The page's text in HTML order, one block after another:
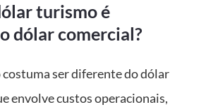
turismo é
dólar comercial?
ser diferente do dólar
envolve custos operacionais,